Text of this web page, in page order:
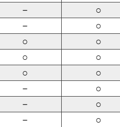
－ ○
－ ○
○ ○
○ ○
○ ○
－ ○
－ ○
－ ○